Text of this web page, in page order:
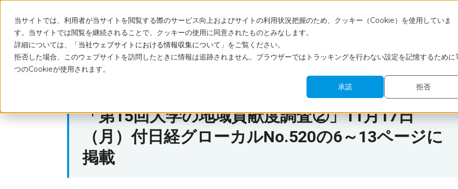
当サイトでは、利用者が当サイトを閲覧する際のサービス向上およびサイトの利用状況把握のため、クッキー（Cookie）を使用していま
す。当サイトでは閲覧を継続されることで、クッキーの使用に同意されたものとみなします。
詳細については、「当社ウェブサイトにおける情報収集について 」をご覧ください。
拒否した場合、このウェブサイトを訪問したときに情報は追跡されません。ブラウザーではトラッキングを行わない設定を記憶するために1
つのCookieが使用されます。
承諾
拒否
サービス企業情報 採用情報 お問い合わせ
トップ ニュース
「第15回大学の地域貢献度調査②」11月17日
（月）付日経グローカルNo.520の6～13ページに
掲載